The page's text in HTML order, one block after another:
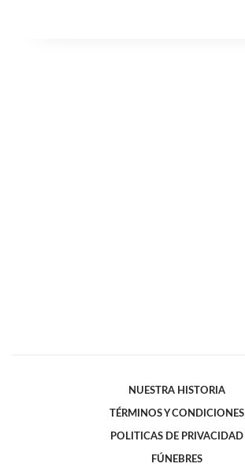
NUESTRA HISTORIA
TÉRMINOS Y CONDICIONES
POLITICAS DE PRIVACIDAD
FÚNEBRES